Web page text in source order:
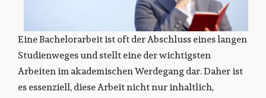
Eine Bachelorarbeit ist oft der Abschluss eines langen
Studienweges und stellt eine der wichtigsten
Arbeiten im akademischen Werdegang dar. Daher ist
es essenziell, diese Arbeit nicht nur inhaltlich,